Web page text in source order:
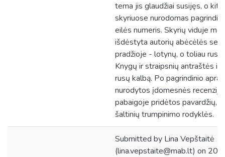
tema jis glaudžiai susijęs, o
skyriuose nurodomas
eilės numeris. Skyrių viduje
išdėstyta autorių abėcėlės
pradžioje - lotynų, o toliau rusų
Knygų ir straipsnių antraštės
rusų kalbą. Po pagrindinio
nurodytos įdomesnės
pabaigoje pridėtos pavardžių,
šaltinių trumpinimo rodyklės.
Submitted by Lina Vepštaitė
(lina.vepstaite@mab.lt) on